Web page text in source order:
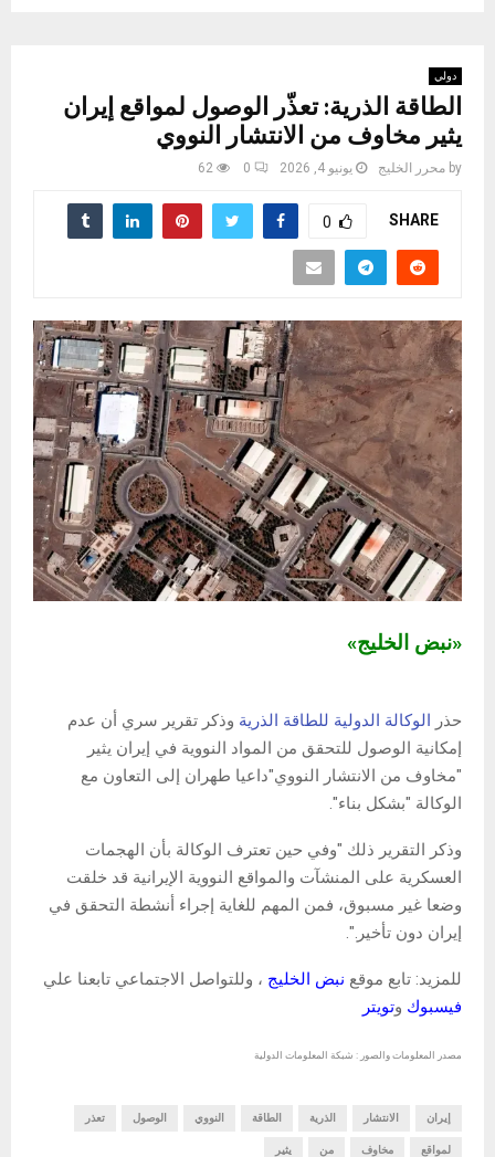
دولي
الطاقة الذرية: تعذّر الوصول لمواقع إيران
يثير مخاوف من الانتشار النووي
by محرر الخليج يونيو 4, 2026 0
62
SHARE
0
«نبض الخليج»
حذر الوكالة الدولية للطاقة الذرية وذكر تقرير سري أن عدم
إمكانية الوصول للتحقق من المواد النووية في إيران يثير
"مخاوف من الانتشار النووي"داعيا طهران إلى التعاون مع
الوكالة "بشكل بناء".
وذكر التقرير ذلك "وفي حين تعترف الوكالة بأن الهجمات
العسكرية على المنشآت والمواقع النووية الإيرانية قد خلقت
وضعا غير مسبوق، فمن المهم للغاية إجراء أنشطة التحقق في
إيران دون تأخير.".
للمزيد: تابع موقع نبض الخليج ، وللتواصل الاجتماعي تابعنا علي
فيسبوك وتويتر
مصدر المعلومات والصور : شبكة المعلومات الدولية
إيران الانتشار الذرية الطاقة النووي الوصول تعذر
لمواقع مخاوف من يثير